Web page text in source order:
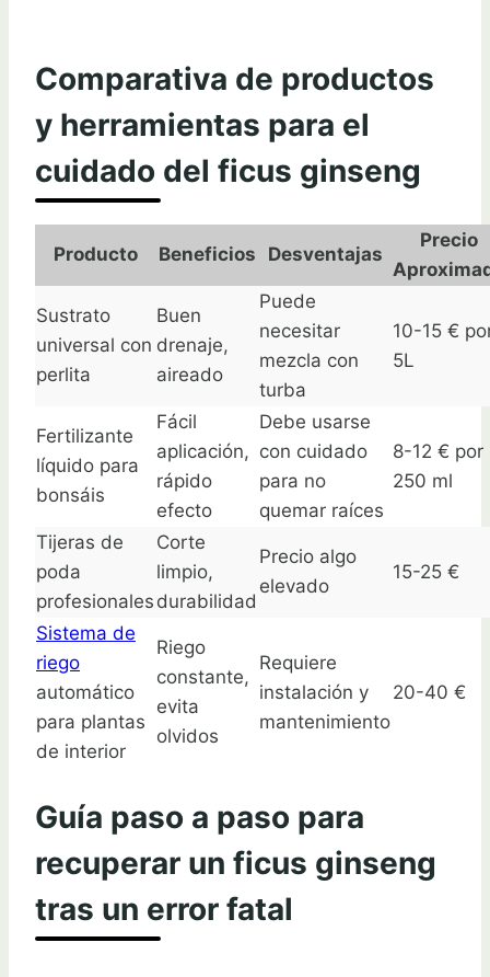
Comparativa de productos
y herramientas para el
cuidado del ficus ginseng
Producto Beneficios Desventajas
Precio
Sustrato
universal con
perlita
Buen
drenaje,
aireado
Puede
necesitar
mezcla con
turba
10-15 €
5L
Fertilizante
líquido para
bonsáis
Fácil
aplicación,
rápido
efecto
Debe usarse
con cuidado
para no
quemar raíces
8-12 € por
250 ml
Tijeras de
poda
profesionales
Corte
limpio,
durabilidad
Precio algo
elevado
15-25 €
Sistema de
riego
automático
para plantas
de interior
Riego
constante,
evita
olvidos
Requiere
instalación y
mantenimiento
20-40 €
Guía paso a paso para
recuperar un ficus ginseng
tras un error fatal